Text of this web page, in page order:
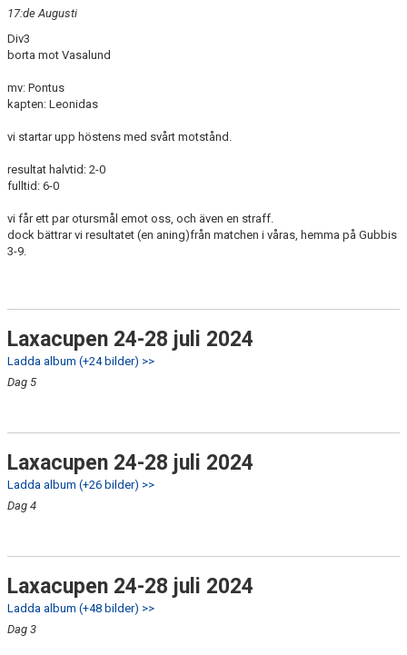
17:de Augusti
Div3
borta mot Vasalund
mv: Pontus
kapten: Leonidas
vi startar upp höstens med svårt motstånd.
resultat halvtid: 2-0
fulltid: 6-0
vi får ett par otursmål emot oss, och även en straff.
dock bättrar vi resultatet (en aning)från matchen i våras, hemma på Gubbis
3-9.
Laxacupen 24-28 juli 2024
Ladda album (+24 bilder) >>
Dag 5
Laxacupen 24-28 juli 2024
Ladda album (+26 bilder) >>
Dag 4
Laxacupen 24-28 juli 2024
Ladda album (+48 bilder) >>
Dag 3